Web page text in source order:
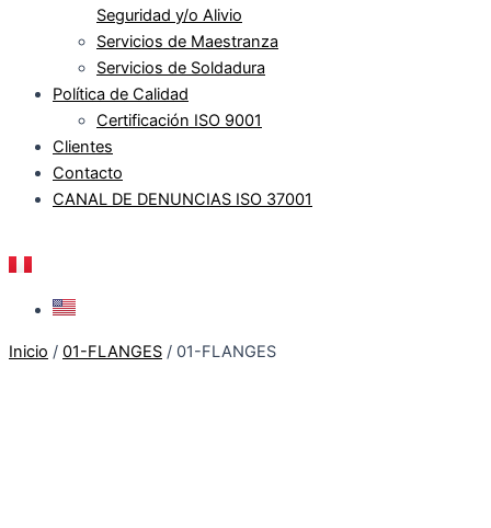
Seguridad y/o Alivio
Servicios de Maestranza
Servicios de Soldadura
Política de Calidad
Certificación ISO 9001
Clientes
Contacto
CANAL DE DENUNCIAS ISO 37001
Inicio / 01-FLANGES / 01-FLANGES